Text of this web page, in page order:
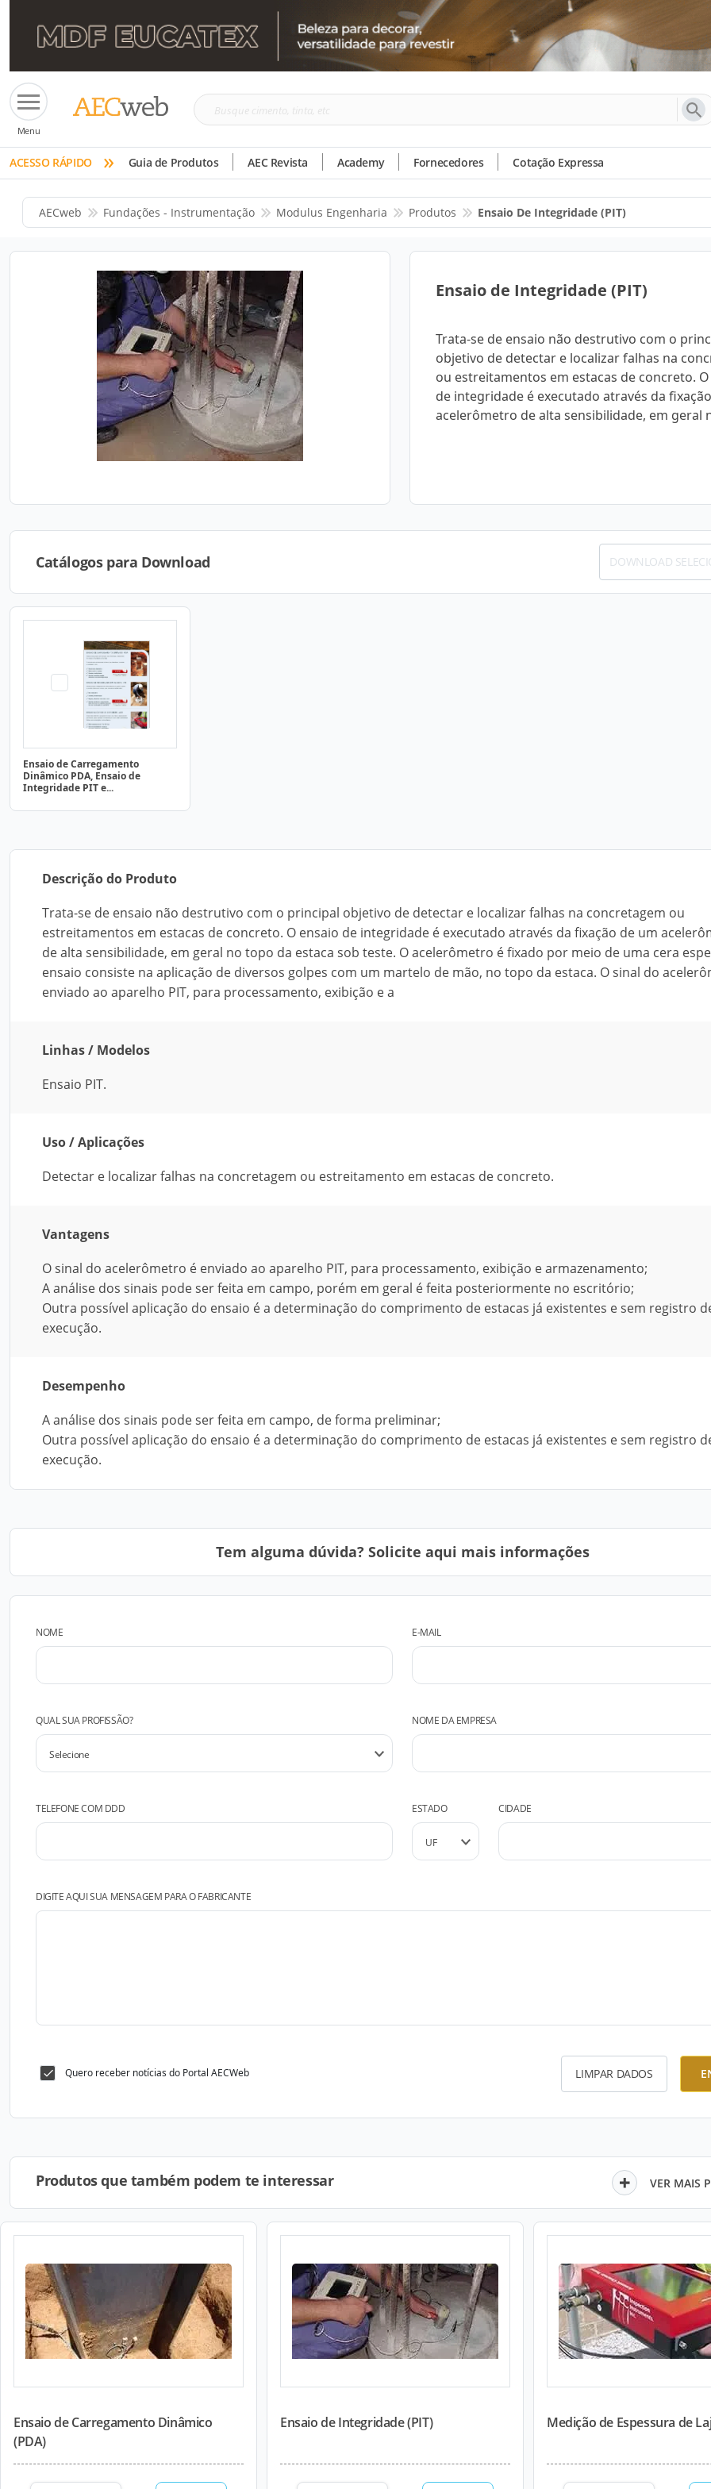
Menu
Busque
tinta,
etc
ACESSO RÁPIDO » Guia de Produtos AEC Revista Academy Fornecedores Cotação Expressa
AECweb Fundações - Instrumentação Modulus Engenharia Produtos Ensaio De Integridade (PIT)
Ensaio de Integridade (PIT)
Trata-se de ensaio não destrutivo com o
objetivo de detectar e localizar falhas na
ou estreitamentos em estacas de concreto.
de integridade é executado através da
acelerômetro de alta sensibilidade, em geral
Catálogos para Download DOWNLOAD
Ensaio de Carregamento
Dinâmico PDA, Ensaio de
Integridade PIT e...
Descrição do Produto
Trata-se de ensaio não destrutivo com o principal objetivo de detectar e localizar falhas na concretagem ou
estreitamentos em estacas de concreto. O ensaio de integridade é executado através da fixação de um
de alta sensibilidade, em geral no topo da estaca sob teste. O acelerômetro é fixado por meio de uma cera
ensaio consiste na aplicação de diversos golpes com um martelo de mão, no topo da estaca. O sinal do
enviado ao aparelho PIT, para processamento, exibição e a
Linhas / Modelos
Ensaio PIT.
Uso / Aplicações
Detectar e localizar falhas na concretagem ou estreitamento em estacas de concreto.
Vantagens
O sinal do acelerômetro é enviado ao aparelho PIT, para processamento, exibição e armazenamento;
A análise dos sinais pode ser feita em campo, porém em geral é feita posteriormente no escritório;
Outra possível aplicação do ensaio é a determinação do comprimento de estacas já existentes e sem registro
execução.
Desempenho
A análise dos sinais pode ser feita em campo, de forma preliminar;
Outra possível aplicação do ensaio é a determinação do comprimento de estacas já existentes e sem registro
execução.
Tem alguma dúvida? Solicite aqui mais informações
NOME E-MAIL
QUAL SUA PROFISSÃO? NOME DA EMPRESA
TELEFONE COM DDD ESTADO CIDADE
DIGITE AQUI SUA MENSAGEM PARA O FABRICANTE
Quero receber notícias do Portal AECWeb LIMPAR DADOS
Produtos que também podem te interessar VER MAIS
Ensaio de Carregamento Dinâmico
(PDA)
Ensaio de Integridade (PIT) Medição de Espessura de